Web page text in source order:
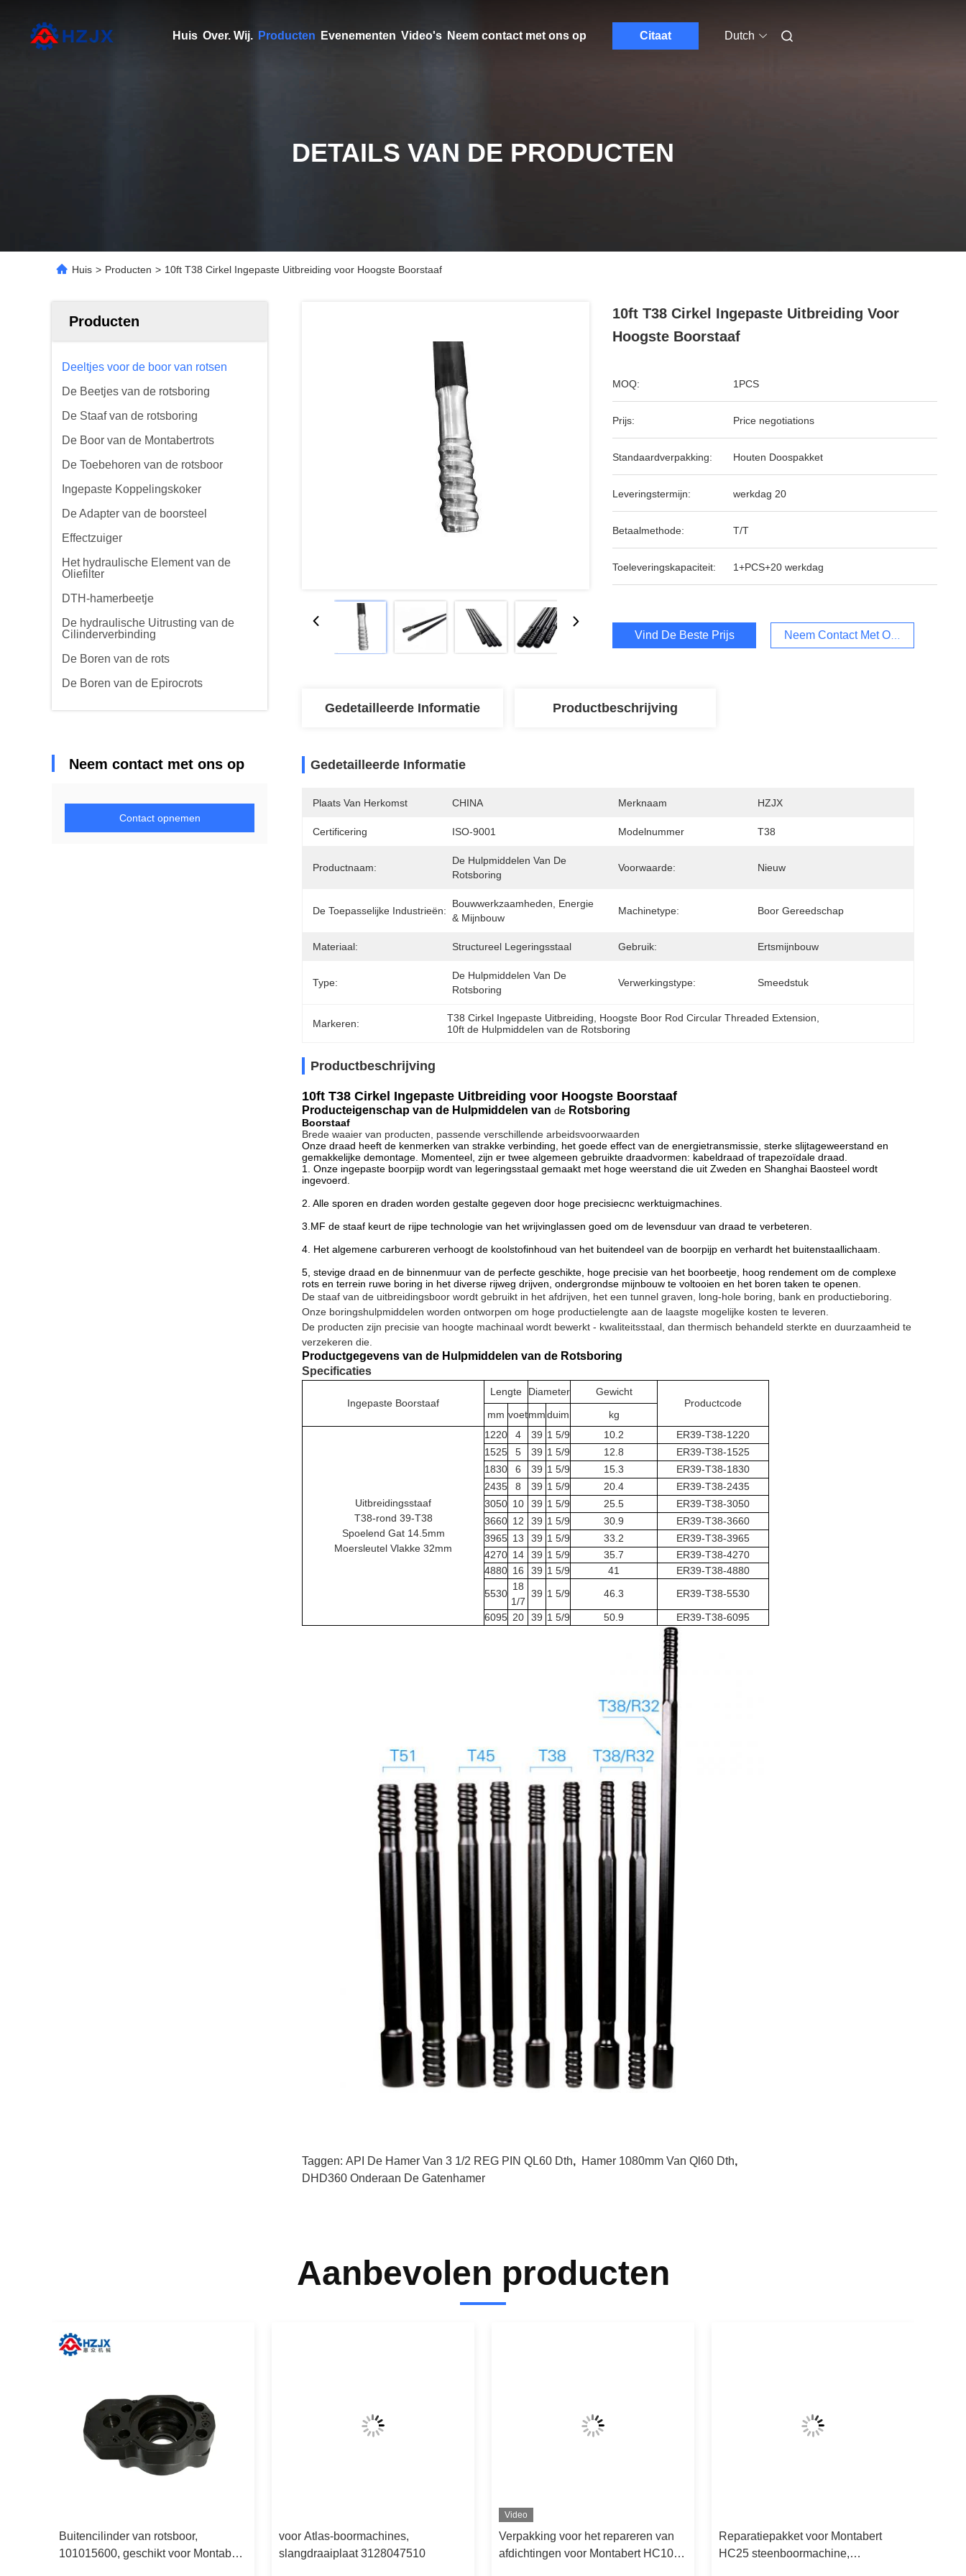
Huis Over. Wij. Producten Evenementen Video's Neem contact met ons op Citaat Dutch
DETAILS VAN DE PRODUCTEN
Huis > Producten > 10ft T38 Cirkel Ingepaste Uitbreiding voor Hoogste Boorstaaf
Producten
Deeltjes voor de boor van rotsen
De Beetjes van de rotsboring
De Staaf van de rotsboring
De Boor van de Montabertrots
De Toebehoren van de rotsboor
Ingepaste Koppelingskoker
De Adapter van de boorsteel
Effectzuiger
Het hydraulische Element van de
Oliefilter
DTH-hamerbeetje
De hydraulische Uitrusting van de
Cilinderverbinding
De Boren van de rots
De Boren van de Epirocrots
Neem contact met ons op
Contact opnemen
10ft T38 Cirkel Ingepaste Uitbreiding Voor
Hoogste Boorstaaf
MOQ: 1PCS
Prijs: Price negotiations
Standaardverpakking: Houten Doospakket
Leveringstermijn: werkdag 20
Betaalmethode: T/T
Toeleveringskapaciteit: 1+PCS+20 werkdag
Vind De Beste Prijs Neem Contact Met Ons Op
Gedetailleerde Informatie Productbeschrijving
Gedetailleerde Informatie
Plaats Van Herkomst CHINA Merknaam HZJX
Certificering ISO-9001 Modelnummer T38
Productnaam:
De Hulpmiddelen Van De
Rotsboring
Voorwaarde: Nieuw
De Toepasselijke Industrieën:
Bouwwerkzaamheden, Energie
& Mijnbouw
Machinetype: Boor Gereedschap
Materiaal: Structureel Legeringsstaal Gebruik: Ertsmijnbouw
Type:
De Hulpmiddelen Van De
Rotsboring
Verwerkingstype: Smeedstuk
Markeren: T38 Cirkel Ingepaste Uitbreiding Hoogste Boor Rod Circular Threaded Extension
10ft de Hulpmiddelen van de Rotsboring
Productbeschrijving
10ft T38 Cirkel Ingepaste Uitbreiding voor Hoogste Boorstaaf
Producteigenschap van de Hulpmiddelen van de Rotsboring
Boorstaaf
Brede waaier van producten, passende verschillende arbeidsvoorwaarden
Onze draad heeft de kenmerken van strakke verbinding, het goede effect van de energietransmissie, sterke slijtageweerstand en
gemakkelijke demontage. Momenteel, zijn er twee algemeen gebruikte draadvormen: kabeldraad of trapezoïdale draad.
1. Onze ingepaste boorpijp wordt van legeringsstaal gemaakt met hoge weerstand die uit Zweden en Shanghai Baosteel wordt
ingevoerd.
2. Alle sporen en draden worden gestalte gegeven door hoge precisiecnc werktuigmachines.
3.MF de staaf keurt de rijpe technologie van het wrijvinglassen goed om de levensduur van draad te verbeteren.
4. Het algemene carbureren verhoogt de koolstofinhoud van het buitendeel van de boorpijp en verhardt het buitenstaallichaam.
5, stevige draad en de binnenmuur van de perfecte geschikte, hoge precisie van het boorbeetje, hoog rendement om de complexe
rots en terrein ruwe boring in het diverse rijweg drijven, ondergrondse mijnbouw te voltooien en het boren taken te openen.
De staaf van de uitbreidingsboor wordt gebruikt in het afdrijven, het een tunnel graven, long-hole boring, bank en productieboring.
Onze boringshulpmiddelen worden ontworpen om hoge productielengte aan de laagste mogelijke kosten te leveren.
De producten zijn precisie van hoogte machinaal wordt bewerkt - kwaliteitsstaal, dan thermisch behandeld sterkte en duurzaamheid te
verzekeren die.
Productgegevens van de Hulpmiddelen van de Rotsboring
Specificaties
Ingepaste Boorstaaf
Lengte Diameter
Gewicht
Productcode
mm voetmmduim kg
Uitbreidingsstaaf
T38-rond 39-T38
Spoelend Gat 14.5mm
Moersleutel Vlakke 32mm
1220 4 39 1 5/9 10.2
ER39-T38-1220
1525
5 39 1 5/9 12.8
ER39-T38-1525
1830
6 39 1 5/9 15.3
ER39-T38-1830
2435
8 39 1 5/9 20.4
ER39-T38-2435
3050 10 39 1 5/9 25.5
ER39-T38-3050
3660 12 39 1 5/9 30.9
ER39-T38-3660
3965 13 39 1 5/9 33.2
ER39-T38-3965
4270 14 39 1 5/9 35.7
ER39-T38-4270
4880 16 39 1 5/9 41
ER39-T38-4880
5530
18
1/7
39 1 5/9 46.3 ER39-T38-5530
6095 20 39 1 5/9 50.9 ER39-T38-6095
Taggen: API De Hamer Van 3 1/2 REG PIN QL60 Dth, Hamer 1080mm Van Ql60 Dth,
DHD360 Onderaan De Gatenhamer
Aanbevolen producten
Buitencilinder van rotsboor,
101015600, geschikt voor Montabert
voor Atlas-boormachines,
slangdraaiplaat 3128047510
Video
Verpakking voor het repareren van
afdichtingen voor Montabert HC109
Reparatiepakket voor Montabert
HC25 steenboormachine,